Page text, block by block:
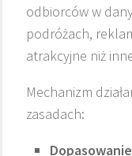
odbiorców w
podróżach,
atrakcyjne niż
Mechanizm
zasadach: